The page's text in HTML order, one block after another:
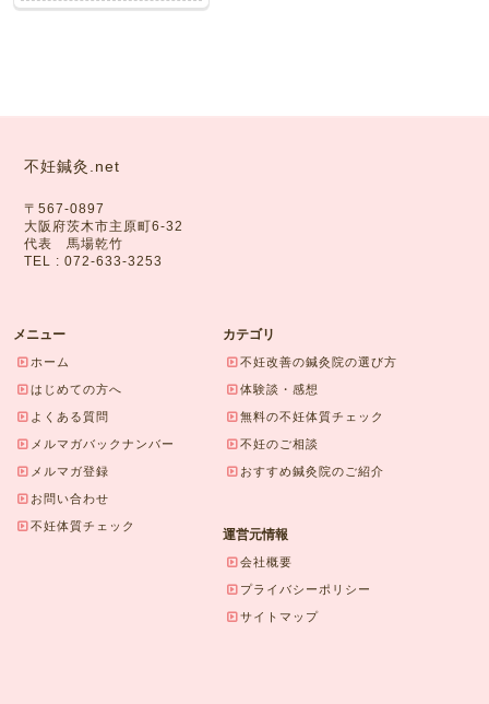
不妊鍼灸.net
〒567-0897
大阪府茨木市主原町6-32
代表 馬場乾竹
TEL : 072-633-3253
メニュー
ホーム
はじめての方へ
よくある質問
メルマガバックナンバー
メルマガ登録
お問い合わせ
不妊体質チェック
カテゴリ
不妊改善の鍼灸院の選び方
体験談・感想
無料の不妊体質チェック
不妊のご相談
おすすめ鍼灸院のご紹介
運営元情報
会社概要
プライバシーポリシー
サイトマップ